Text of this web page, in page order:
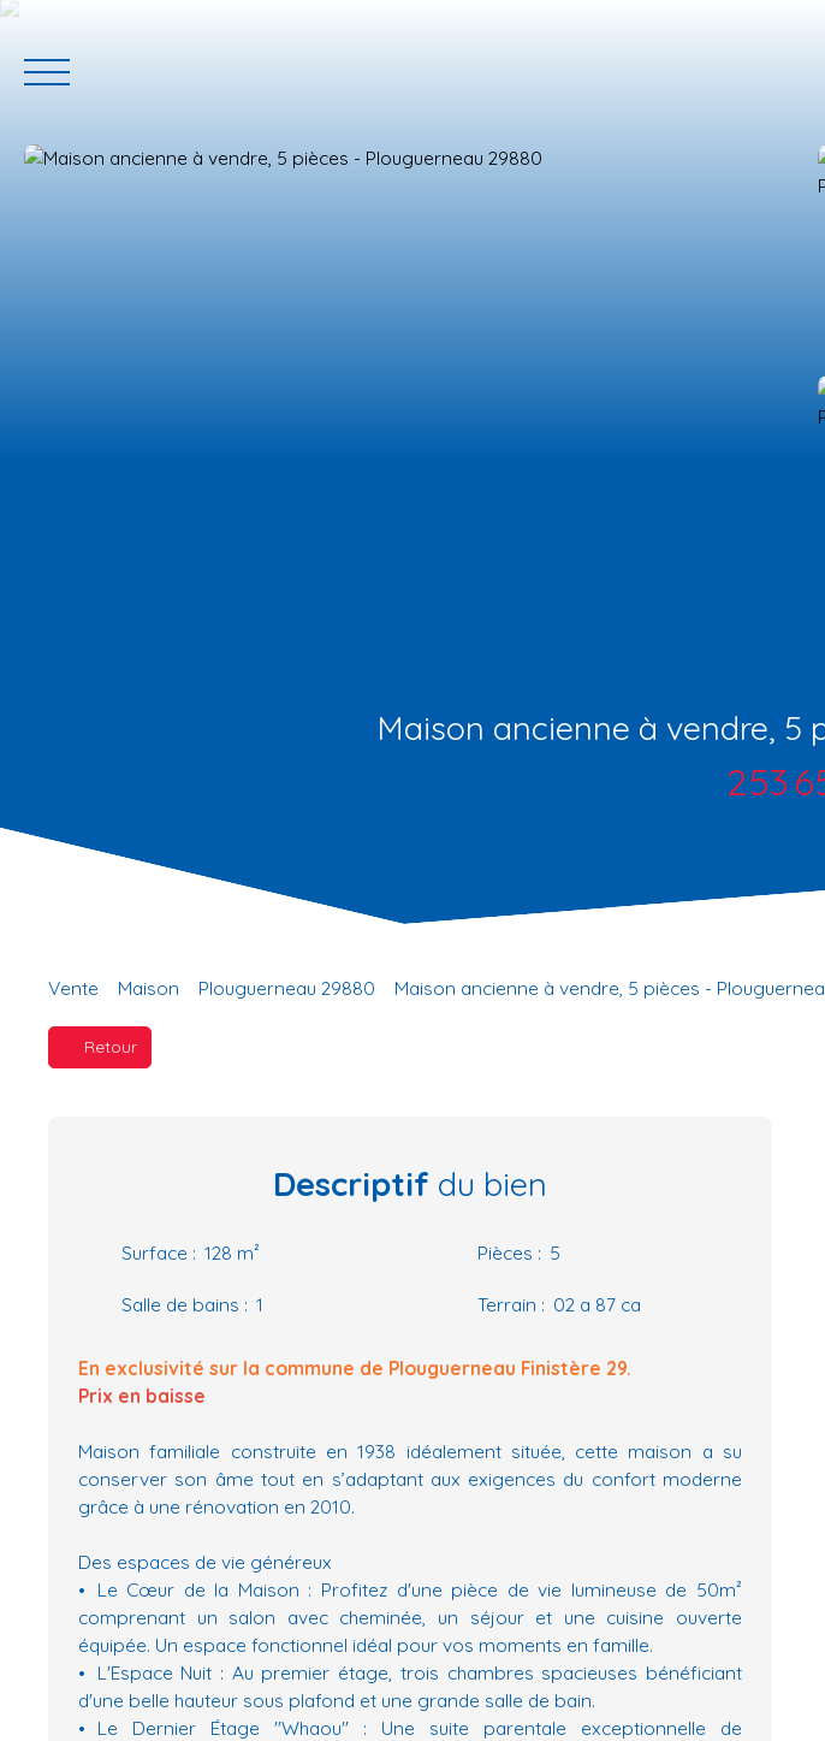
VENDRE
Maison ancienne à vendre, 5
253
Vente Maison Plouguerneau 29880 Maison ancienne à vendre, 5 pièces -
Retour
Descriptif du bien
Surface : 128 m² Pièces : 5
Salle de bains : 1 Terrain : 02 a 87 ca
En exclusivité sur la commune de Plouguerneau Finistère 29.
Prix en baisse
Maison familiale construite en 1938 idéalement située, cette maison a su
conserver son âme tout en s’adaptant aux exigences du confort moderne
grâce à une rénovation en 2010.
Des espaces de vie généreux
Le Cœur de la Maison : Profitez d'une pièce de vie lumineuse de 50m²
comprenant un salon avec cheminée, un séjour et une cuisine ouverte
équipée. Un espace fonctionnel idéal pour vos moments en famille.
L'Espace Nuit : Au premier étage, trois chambres spacieuses bénéficiant
d'une belle hauteur sous plafond et une grande salle de bain.
Le Dernier Étage "Whaou" : Une suite parentale exceptionnelle de